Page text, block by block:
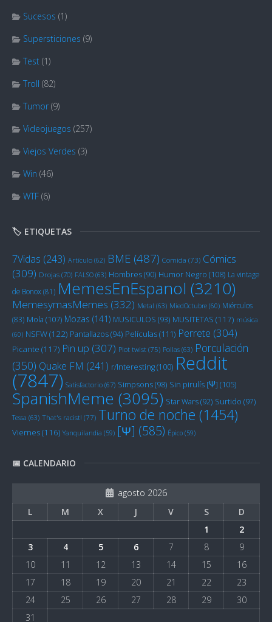
Sucesos (1)
Supersticiones (9)
Test (1)
Troll (82)
Tumor (9)
Videojuegos (257)
Viejos Verdes (3)
Win (46)
WTF (6)
🏷️ ETIQUETAS
7Vidas (243) Artículo (62) BME (487) Comida (73) Cómics
(309) Drojas (70) FALSO (63) Hombres(90) Humor Negro (108) La vintage
de Bonox(81) MemesEnEspanol (3210)
MemesymasMemes (332) Metal (63) MiedOctubre (60) Miérculos
(83) Mola (107) Mozas (141) MUSICULOS (93) MUSITETAS (117) música
(60) NSFW(122) Pantallazos(94) Películas(111) Perrete (304)
Picante (117) Pin up (307) Plot twist (75) Pollas (63) Porculación
(350) Quake FM (241) r/Interesting(100) Reddit
(7847) Satisfactorio (67) Simpsons(98) Sin pirulís [Ψ] (105)
SpanishMeme (3095) Star Wars(92) Surtido (97)
Tessa (63) That's racist! (77) Turno de noche (1454)
Viernes(116) Yanquilandia (59) [Ψ] (585) Épico (59)
📅 CALENDARIO
agosto 2026
L
M X J V S
D
1
2
3
4 5 6 7 8
9
10
11 12 13 14 15
16
17
18 19 20 21 22
23
24
25 26 27 28 29
30
31